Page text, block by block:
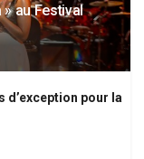
au Festival
d’exception pour la